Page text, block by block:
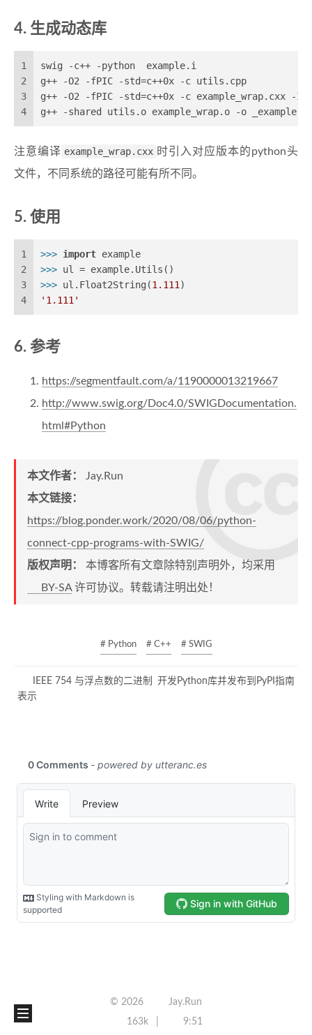
生成动态库
1
2
3
4
swig -c++ -python  example.i
g++ -O2 -fPIC -std=c++0x -c utils.cpp
g++ -O2 -fPIC -std=c++0x -c example_wrap.cxx -
g++ -shared utils.o example_wrap.o -o
注意编译 example_wrap.cxx 时引入对应版本的python头
文件，不同系统的路径可能有所不同。
使用
1
2
3
4
>>> import example
>>> ul = example.Utils()
>>> ul.Float2String(1.111)
'1.111'
参考
https://segmentfault.com/a/1190000013219667
http://www.swig.org/Doc4.0/SWIGDocumentation.
html#Python
本文作者： Jay.Run
本文链接：
https://blog.ponder.work/2020/08/06/python-
connect-cpp-programs-with-SWIG/
版权声明： 本博客所有文章除特别声明外，均采用
BY-SA许可协议。转载请注明出处！
# Python # C++ # SWIG
IEEE 754 与浮点数的二进制
表示
开发Python库并发布到PyPI指南
©2026
Jay.Run
163k
9:51